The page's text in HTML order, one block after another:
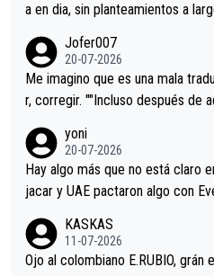
a en dia, sin planteamientos a
Minguez, Velez etc etc.Me da
tristes sin victorias.
Jofer007
20-07-2026
Me imagino que es una mala
r, corregir. ""Incluso después de
permaneció pegado a su rueda.
a que era capaz de controlar el
yoni
20-07-2026
Hay algo más que no está claro
jacar y UAE pactaron algo con
i sin pedalear, luego está el
mano de una manera muy
KASKAS
11-07-2026
Ojo al colombiano E.RUBIO, grán